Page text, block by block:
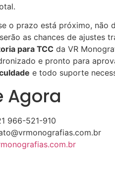
o prazo está próximo, não
as chances de ajustes
para TCC da VR
e pronto para
e todo suporte
Agora
966-521-910